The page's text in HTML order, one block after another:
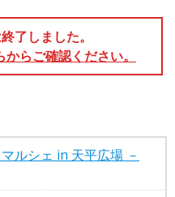
了しました。
らご確認ください。
ルシェ in 天平広場 －